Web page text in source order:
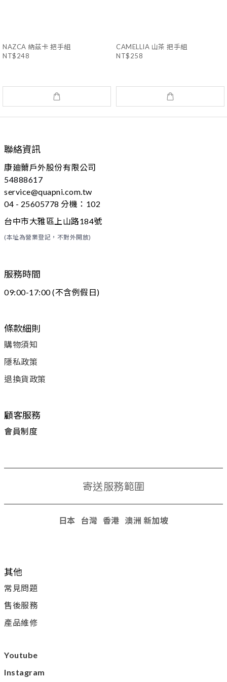
NAZCA 納茲卡 把手組
NT$248
CAMELLIA 山茶 把手組
NT$258
聯絡資訊
康廸薾戶外股份有限公司
54888617
service@quapni.com.tw
04 - 25605778 分機：102
台中市大雅區上山路184號
(本址為營業登記，不對外開放)
服務時間
09:00-17:00 (不含例假日)
條款細則
購物須知
隱私政策
退換貨政策
顧客服務
會員制度
寄送服務範圍
日本 台灣 香港 澳洲 新加坡
其他
常見問題
售後服務
產品維修
Youtube
Instagram